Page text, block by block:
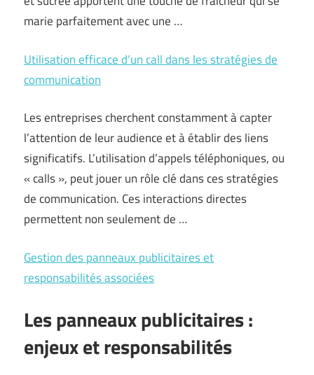
marie parfaitement avec une …
Utilisation efficace d’un call dans les stratégies de
communication
Les entreprises cherchent constamment à capter
l’attention de leur audience et à établir des liens
significatifs. L’utilisation d’appels téléphoniques, ou
« calls », peut jouer un rôle clé dans ces stratégies
de communication. Ces interactions directes
permettent non seulement de …
Gestion des panneaux publicitaires et
responsabilités associées
Les panneaux publicitaires :
enjeux et responsabilités